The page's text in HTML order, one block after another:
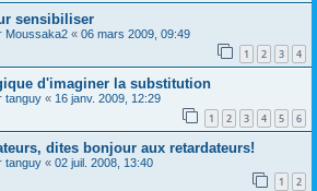
sensibiliser
Moussaka2 « 06 mars 2009, 09:49
1 2 3 4
d'imaginer la substitution
tanguy « 16 janv. 2009, 12:29
1 2 3 4 5 6
dites bonjour aux retardateurs!
tanguy « 02 juil. 2008, 13:40
1 2